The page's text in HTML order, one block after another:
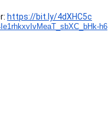
https://bit.ly/4dXHC5c
bHk-h6